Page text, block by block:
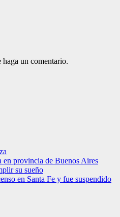
un comentario.
en provincia de Buenos Aires
su sueño
en Santa Fe y fue suspendido